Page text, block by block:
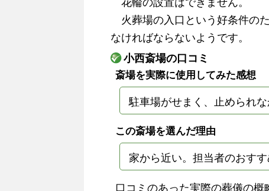
花輪の設置はできません。
火葬場の入口という好条件の
なければならないようです。
小西斎場の口コミ
斎場を実際に使用してみた感想
駐車場がせまく、止められ
この斎場を選んだ理由
家から近い。担当者のおすす
口コミのあった実際の葬儀の